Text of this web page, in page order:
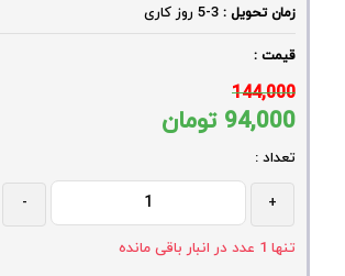
زمان تحویل : 3-5 روز کاری
قیمت :
144,000
94,000 تومان
تعداد :
+
-
تنها 1 عدد در انبار باقی مانده